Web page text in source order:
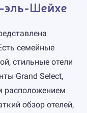
эль-Шейхе
семейные
стильные отели
Grand Select,
расположением
обзор отелей,